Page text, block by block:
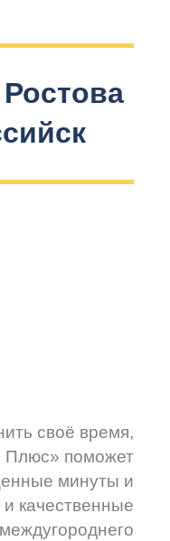
своё время,
Плюс» поможет
минуты и
качественные